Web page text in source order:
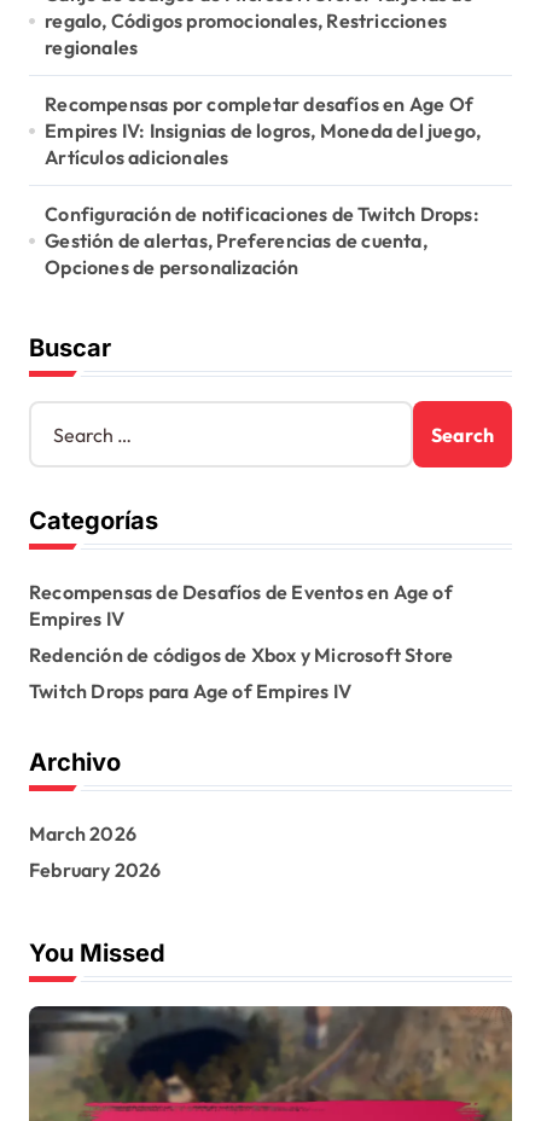
regalo, Códigos promocionales, Restricciones
regionales
Recompensas por completar desafíos en Age Of
Empires IV: Insignias de logros, Moneda del juego,
Artículos adicionales
Configuración de notificaciones de Twitch Drops:
Gestión de alertas, Preferencias de cuenta,
Opciones de personalización
Buscar
S
a
c
h
o
r
:
Categorías
Recompensas de Desafíos de Eventos en Age of
Empires IV
Redención de códigos de Xbox y Microsoft Store
Twitch Drops para Age of Empires IV
Archivo
March 2026
February 2026
You Missed